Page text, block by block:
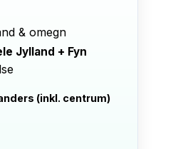
& omegn
Jylland + Fyn
(inkl. centrum)